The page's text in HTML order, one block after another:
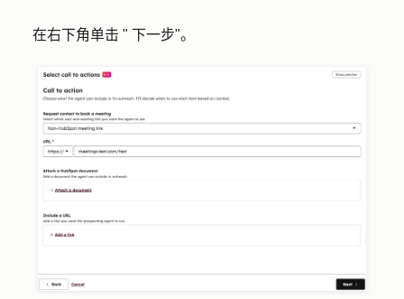
在右下角单击 " 下一步"。